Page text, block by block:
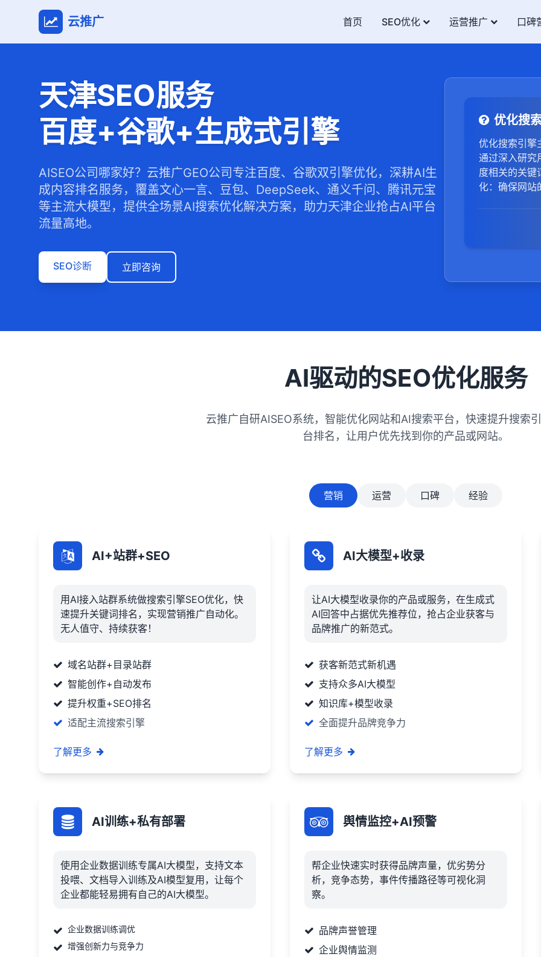
云推广 首页 SEO优化 运营推广 口碑
天津SEO服务
百度+谷歌+生成式引擎
AISEO公司哪家好？云推广GEO公司专注百度、谷歌双引擎优化，深耕AI生
成内容排名服务，覆盖文心一言、豆包、DeepSeek、通义千问、腾讯元宝
等主流大模型，提供全场景AI搜索优化解决方案，助力天津企业抢占AI平台
流量高地。
SEO诊断 立即咨询
优化搜
优化搜索引擎
通过深入研究
度相关的关键
化：确保网站
AI驱动的SEO优化服务
云推广自研AISEO系统，智能优化网站和AI搜索平台，快速提升搜索
台排名，让用户优先找到你的产品或网站。
营销 运营 口碑 经验
AI+站群+SEO
用AI接入站群系统做搜索引擎SEO优化，快
速提升关键词排名，实现营销推广自动化。
无人值守、持续获客！
域名站群+目录站群
智能创作+自动发布
提升权重+SEO排名
适配主流搜索引擎
了解更多
AI大模型+收录
让AI大模型收录你的产品或服务，在生成式
AI回答中占据优先推荐位，抢占企业获客与
品牌推广的新范式。
获客新范式新机遇
支持众多AI大模型
知识库+模型收录
全面提升品牌竞争力
了解更多
AI训练+私有部署
使用企业数据训练专属AI大模型，支持文本
投喂、文档导入训练及AI模型复用，让每个
企业都能轻易拥有自己的AI大模型。
企业数据训练调优
增强创新力与竞争力
舆情监控+AI预警
帮企业快速实时获得品牌声量，优劣势分
析，竞争态势，事件传播路径等可视化洞
察。
品牌声誉管理
企业舆情监测